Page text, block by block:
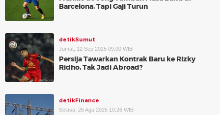
Barcelona, Tapi Gaji Turun
detikSumut
Jumat, 12 Sep 2025 09:00 WIB
Persija Tawarkan Kontrak Baru ke Rizky
Ridho, Tak Jadi Abroad?
detikFinance
Selasa, 26 Agu 2025 10:26 WIB